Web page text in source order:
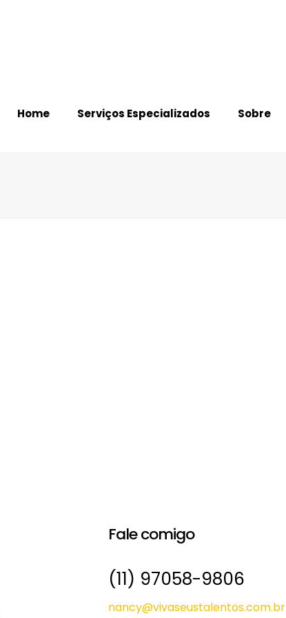
Home Serviços Especializados Sobre
Fale comigo
(11) 97058-9806
nancy@vivaseustalentos.com.br